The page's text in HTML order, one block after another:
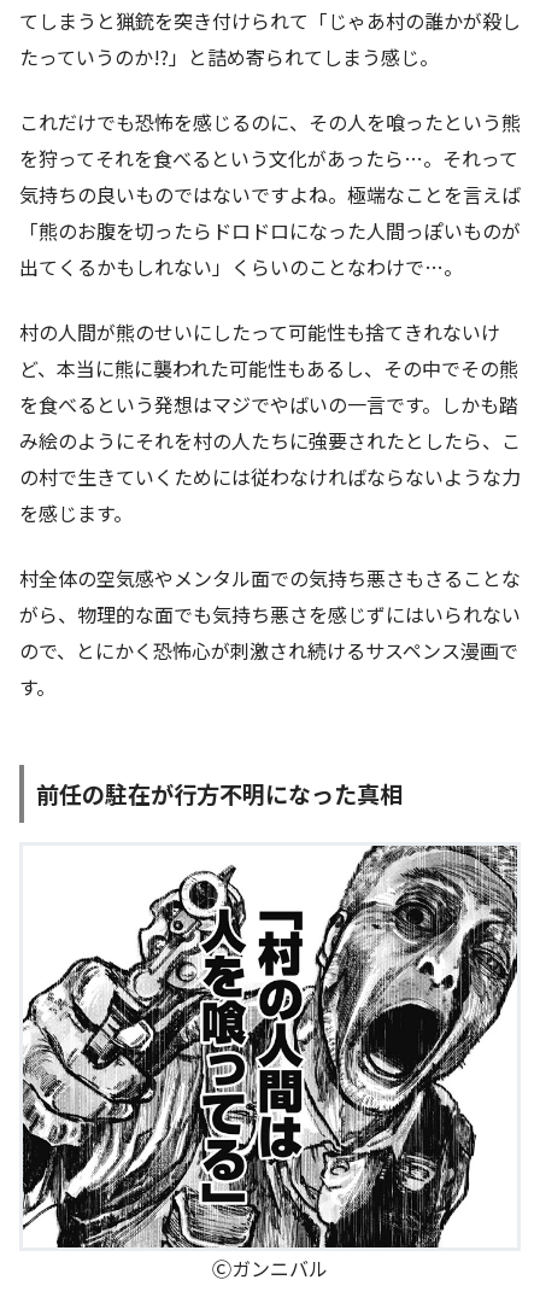
てしまうと猟銃を突き付けられて「じゃあ村の誰かが殺し
たっていうのか!?」と詰め寄られてしまう感じ。
これだけでも恐怖を感じるのに、その人を喰ったという熊
を狩ってそれを食べるという文化があったら…。それって
気持ちの良いものではないですよね。極端なことを言えば
「熊のお腹を切ったらドロドロになった人間っぽいものが
出てくるかもしれない」くらいのことなわけで…。
村の人間が熊のせいにしたって可能性も捨てきれないけ
ど、本当に熊に襲われた可能性もあるし、その中でその熊
を食べるという発想はマジでやばいの一言です。しかも踏
み絵のようにそれを村の人たちに強要されたとしたら、こ
の村で生きていくためには従わなければならないような力
を感じます。
村全体の空気感やメンタル面での気持ち悪さもさることな
がら、物理的な面でも気持ち悪さを感じずにはいられない
ので、とにかく恐怖心が刺激され続けるサスペンス漫画で
す。
前任の駐在が行方不明になった真相
Ⓒガンニバル